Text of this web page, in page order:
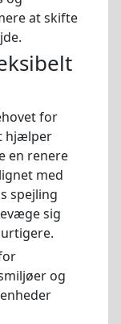
at skifte
for
hjælper
en renere
med
spejling
sig
og